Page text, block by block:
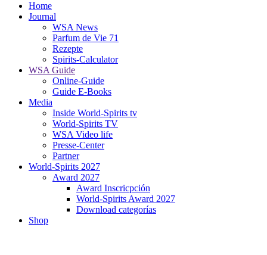
Home
Journal
WSA News
Parfum de Vie 71
Rezepte
Spirits-Calculator
WSA Guide
Online-Guide
Guide E-Books
Media
Inside World-Spirits tv
World-Spirits TV
WSA Video life
Presse-Center
Partner
World-Spirits 2027
Award 2027
Award Inscricpción
World-Spirits Award 2027
Download categorías
Shop